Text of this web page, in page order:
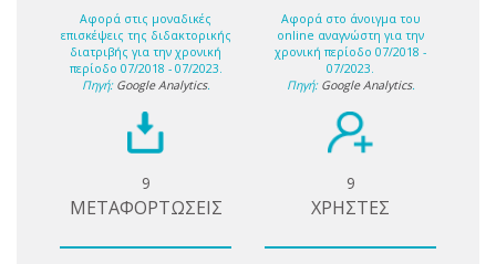
Αφορά στις μοναδικές
επισκέψεις της διδακτορικής
διατριβής για την χρονική
περίοδο 07/2018 - 07/2023.
Πηγή: Google Analytics.
Αφορά στο άνοιγμα του
online αναγνώστη για την
χρονική περίοδο 07/2018 -
07/2023.
Πηγή: Google Analytics.
9
ΜΕΤΑΦΟΡΤΩΣΕΙΣ
9
ΧΡΗΣΤΕΣ